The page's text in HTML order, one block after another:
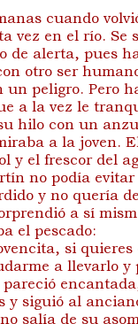
cuando
vez en el río. Se
de alerta, pues
otro ser
un peligro. Pero
a la vez le
hilo con un
a la joven.
y el frescor del
no podía
y no quería
a sí
el pescado:
si quieres
a llevarlo y
y siguió al
salía de su